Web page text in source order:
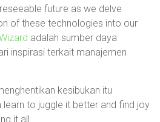
future as we delve
of these technologies into our
adalah sumber daya
inspirasi terkait manajemen
kesibukan itu
to juggle it better and find joy
it all.